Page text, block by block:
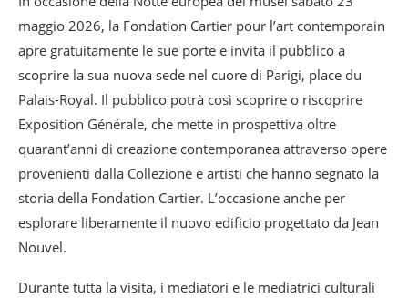
maggio 2026, la Fondation Cartier pour l’art contemporain
apre gratuitamente le sue porte e invita il pubblico a
scoprire la sua nuova sede nel cuore di Parigi, place du
Palais-Royal. Il pubblico potrà così scoprire o riscoprire
Exposition Générale, che mette in prospettiva oltre
quarant’anni di creazione contemporanea attraverso opere
provenienti dalla Collezione e artisti che hanno segnato la
storia della Fondation Cartier. L’occasione anche per
esplorare liberamente il nuovo edificio progettato da Jean
Nouvel.
Durante tutta la visita, i mediatori e le mediatrici culturali